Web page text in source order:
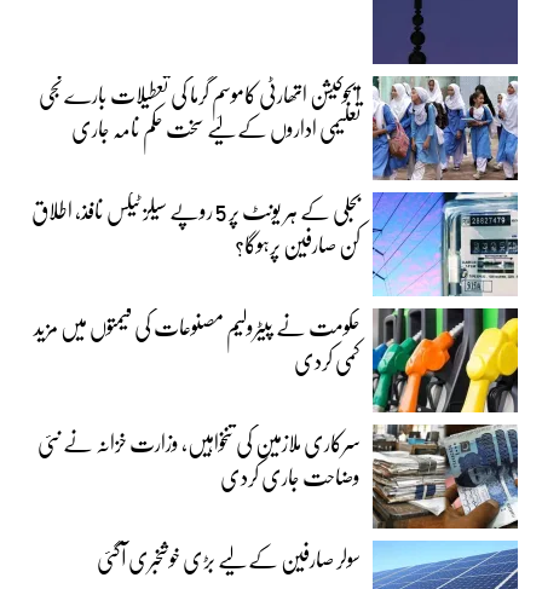
ایجوکیشن اتھارٹی کاموسمِ گرما کی تعطیلات بارے نجی
تعلیمی اداروں کے لیے سخت حکم نامہ جاری
بجلی کے ہر یونٹ پر 5 روپے سیلز ٹیکس نافذ، اطلاق
کن صارفین پرہوگا؟
حکومت نے پیٹرولیم مصنوعات کی قیمتوں میں مزید
کمی کردی
سرکاری ملازمین کی تنخواہیں، وزارت خزانہ نے نئی
وضاحت جاری کردی
سولر صارفین کے لیے بڑی خوشخبری آگئی